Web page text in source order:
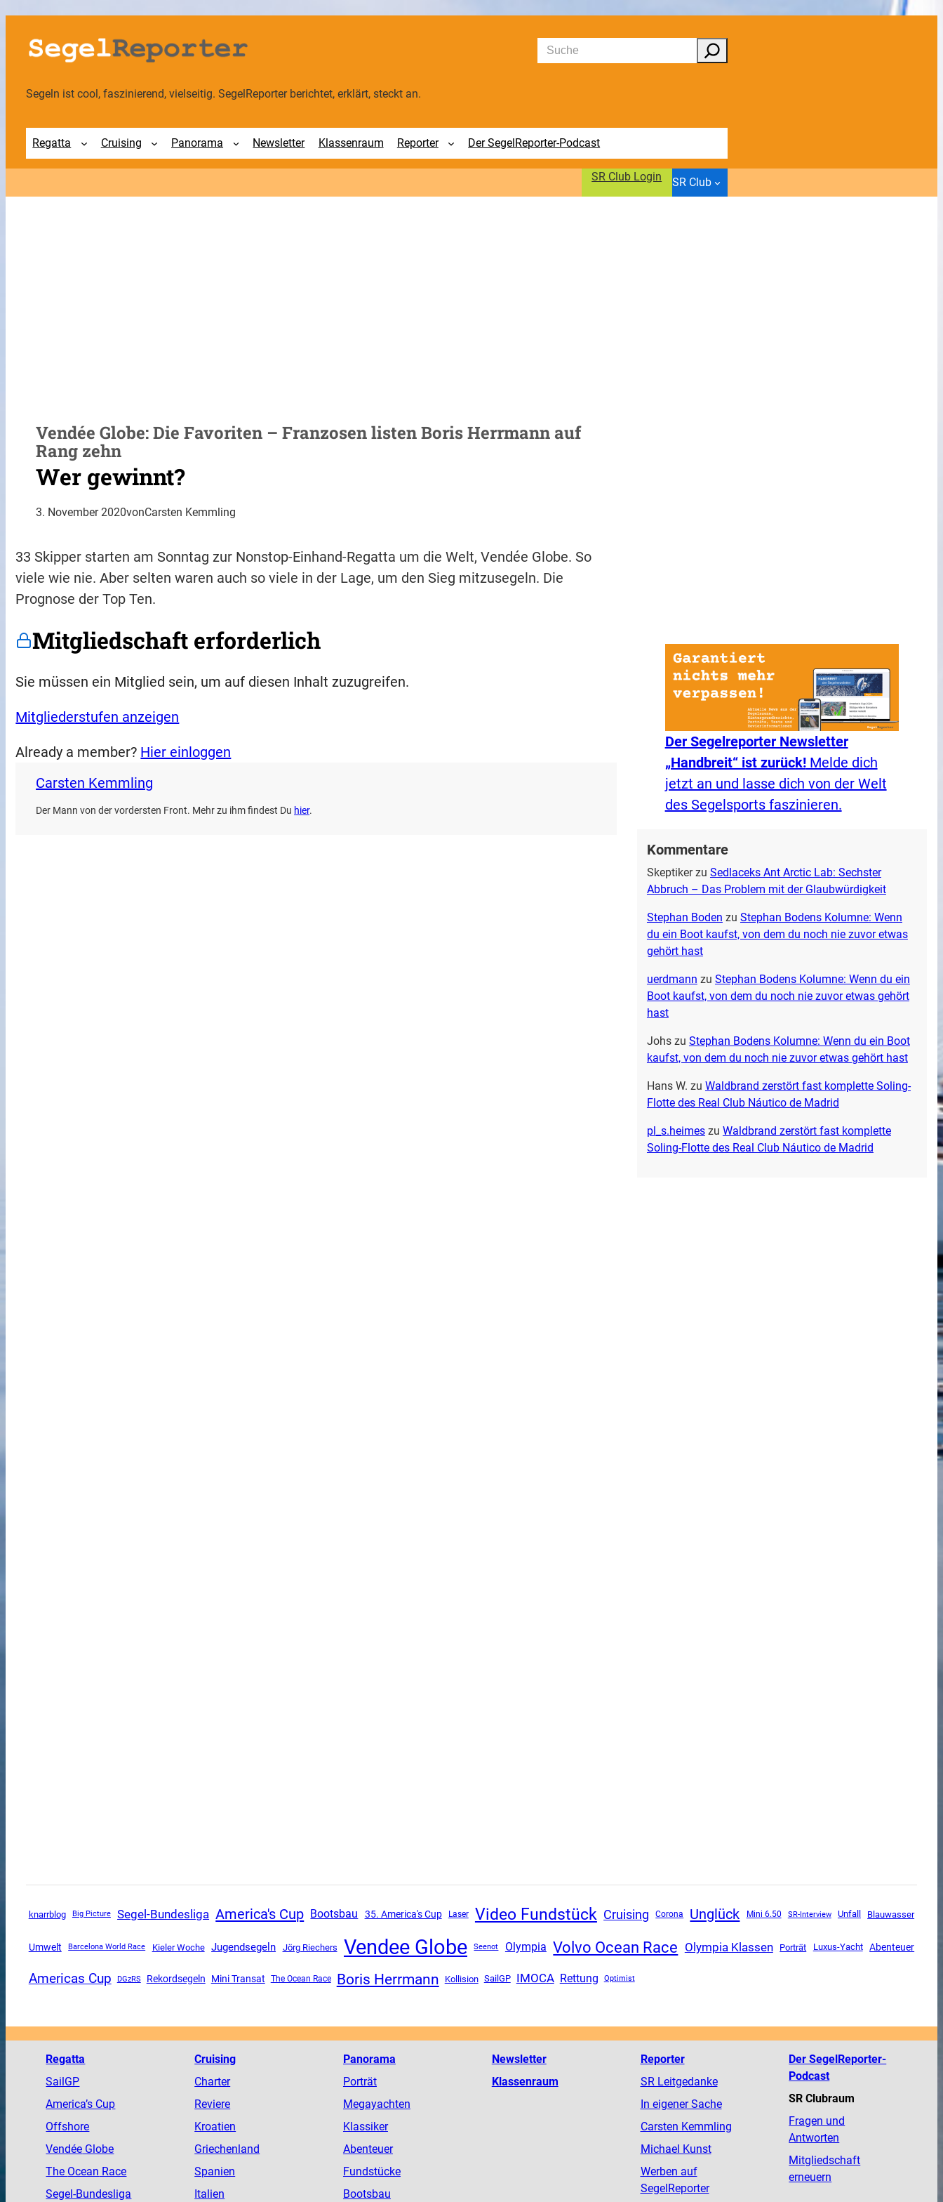
Zum
Inhalt
springen
Suchen
Segeln ist cool, faszinierend, vielseitig. SegelReporter berichtet, erklärt, steckt an.
Regatta Cruising Panorama Newsletter Klassenraum Reporter Der SegelReporter-Podcast
SR Club Login SR Club
Vendée Globe: Die Favoriten – Franzosen listen Boris Herrmann auf
Rang zehn
Wer gewinnt?
3. November 2020vonCarsten Kemmling
33 Skipper starten am Sonntag zur Nonstop-Einhand-Regatta um die Welt, Vendée Globe. So
viele wie nie. Aber selten waren auch so viele in der Lage, um den Sieg mitzusegeln. Die
Prognose der Top Ten.
Mitgliedschaft erforderlich
Sie müssen ein Mitglied sein, um auf diesen Inhalt zuzugreifen.
Mitgliederstufen anzeigen
Already a member? Hier einloggen
Carsten Kemmling
Der Mann von der vordersten Front. Mehr zu ihm findest Du hier.
Der Segelreporter Newsletter
„Handbreit“ ist zurück!Melde dich
jetzt an und lasse dich von der Welt
des Segelsports faszinieren.
Kommentare
Skeptikerzu Sedlaceks Ant Arctic Lab: Sechster
Abbruch – Das Problem mit der Glaubwürdigkeit
Stephan Boden zu Stephan Bodens Kolumne: Wenn
du ein Boot kaufst, von dem du noch nie zuvor etwas
gehört hast
uerdmann zu Stephan Bodens Kolumne: Wenn du ein
Boot kaufst, von dem du noch nie zuvor etwas gehört
hast
Johszu Stephan Bodens Kolumne: Wenn du ein Boot
kaufst, von dem du noch nie zuvor etwas gehört hast
Hans W. zu Waldbrand zerstört fast komplette Soling-
Flotte des Real Club Náutico de Madrid
pl_s.heimeszu Waldbrand zerstört fast komplette
Soling-Flotte des Real Club Náutico de Madrid
knarrblog Big Picture Segel-Bundesliga America's Cup Bootsbau 35. America's Cup Laser Video Fundstück Cruising Corona Unglück Mini 6.50 SR-Interview Unfall Blauwasser
Umwelt Barcelona World Race Kieler Woche Jugendsegeln Jörg Riechers Vendee Globe Seenot Olympia Volvo Ocean Race Olympia Klassen Porträt Luxus-Yacht Abenteuer
Americas Cup DGzRS Rekordsegeln Mini Transat The Ocean Race Boris Herrmann Kollision SailGP IMOCA Rettung Optimist
Regatta
SailGP
America’s Cup
Offshore
Vendée Globe
The Ocean Race
Segel-Bundesliga
Cruising
Charter
Reviere
Kroatien
Griechenland
Spanien
Italien
Panorama
Porträt
Megayachten
Klassiker
Abenteuer
Fundstücke
Bootsbau
Newsletter
Klassenraum
Reporter
SR Leitgedanke
In eigener Sache
Carsten Kemmling
Michael Kunst
Werben auf
SegelReporter
Der SegelReporter-
Podcast
SR Clubraum
Fragen und
Antworten
Mitgliedschaft
erneuern